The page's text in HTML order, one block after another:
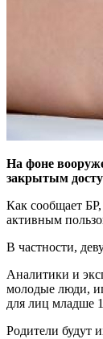
На фоне
закрытым
Как сообщает
активным
В частности,
Аналитики и
молодые люди,
для лиц младше
Родители будут